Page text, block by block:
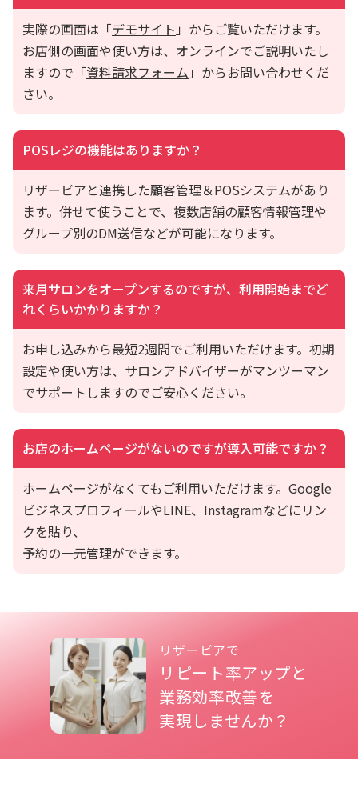
実際の画面は「デモサイト 」からご覧いただけます。
お店側の画面や使い方は、オンラインでご説明いたし
ますので「資料請求フォーム 」からお問い合わせくだ
さい。
POSレジの機能はありますか？
リザービアと連携した顧客管理＆POSシステムがあり
ます。併せて使うことで、複数店舗の顧客情報管理や
グループ別のDM送信などが可能になります。
来月サロンをオープンするのですが、利用開始までど
れくらいかかりますか？
お申し込みから最短2週間でご利用いただけます。 初期
設定や使い方は、サロンアドバイザーがマンツーマン
でサポートしますのでご安心ください。
お店のホームページがないのですが導入可能ですか？
ホームページがなくてもご利用いただけます。 Google
ビジネスプロフィールやLINE、Instagramなどにリン
クを貼り、
予約の一元管理ができます。
リザービアで
リピート率アップと
業務効率改善を
実現しませんか？